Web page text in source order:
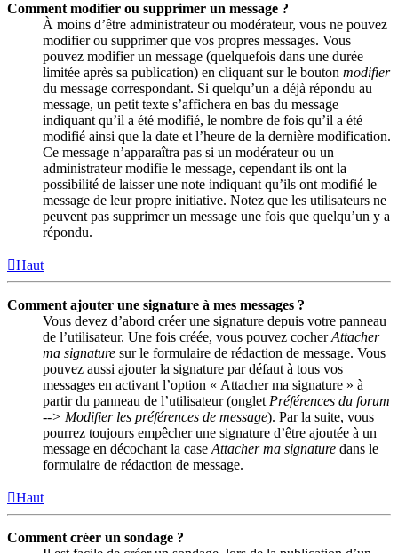
Comment modifier ou supprimer un message ?
À moins d’être administrateur ou modérateur, vous ne pouvez
modifier ou supprimer que vos propres messages. Vous
pouvez modifier un message (quelquefois dans une durée
limitée après sa publication) en cliquant sur le bouton modifier
du message correspondant. Si quelqu’un a déjà répondu au
message, un petit texte s’affichera en bas du message
indiquant qu’il a été modifié, le nombre de fois qu’il a été
modifié ainsi que la date et l’heure de la dernière modification.
Ce message n’apparaîtra pas si un modérateur ou un
administrateur modifie le message, cependant ils ont la
possibilité de laisser une note indiquant qu’ils ont modifié le
message de leur propre initiative. Notez que les utilisateurs ne
peuvent pas supprimer un message une fois que quelqu’un y a
répondu.
Haut
Comment ajouter une signature à mes messages ?
Vous devez d’abord créer une signature depuis votre panneau
de l’utilisateur. Une fois créée, vous pouvez cocherAttacher
ma signature sur le formulaire de rédaction de message. Vous
pouvez aussi ajouter la signature par défaut à tous vos
messages en activant l’option « Attacher ma signature » à
partir du panneau de l’utilisateur (onglet Préférences du forum
--> Modifier les préférences de message). Par la suite, vous
pourrez toujours empêcher une signature d’être ajoutée à un
message en décochant la case Attacher ma signature dans le
formulaire de rédaction de message.
Haut
Comment créer un sondage ?